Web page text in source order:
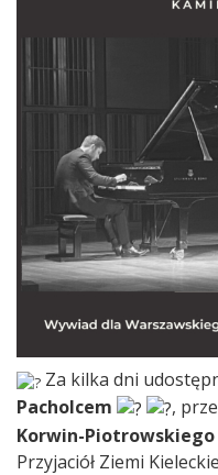
Za kilka dni
Pacholcem
,
Korwin-Piotrowskiego
Przyjaciół Ziemi